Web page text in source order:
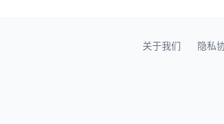
关于我们 隐私